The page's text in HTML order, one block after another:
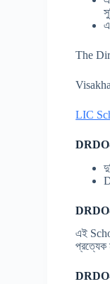
The
LIC
এই
প্রত্যেক